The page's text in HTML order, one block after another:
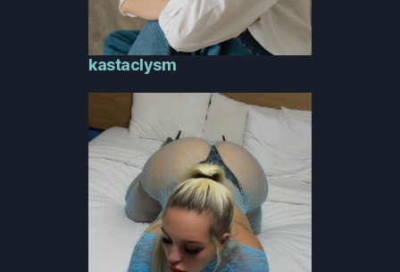
kastaclysm